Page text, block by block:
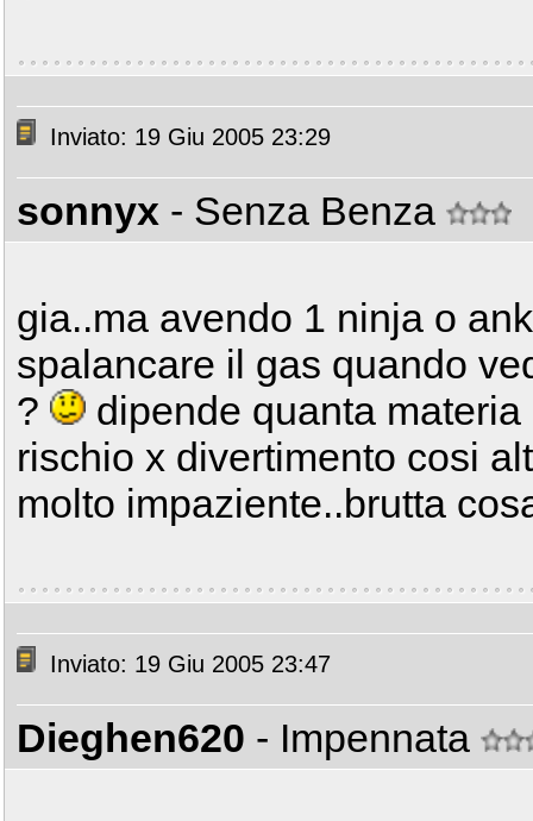
Inviato: 19 Giu 2005 23:29
sonnyx - Senza Benza
gia..ma avendo 1 ninja o
spalancare il gas quando
?
dipende quanta
rischio x divertimento cosi
molto impaziente..brutta
Inviato: 19 Giu 2005 23:47
Dieghen620 - Impennata